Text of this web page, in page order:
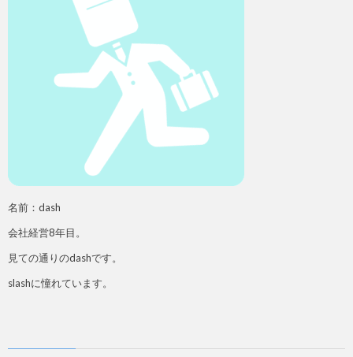
名前：dash
会社経営8年目。
見ての通りのdashです。
slashに憧れています。